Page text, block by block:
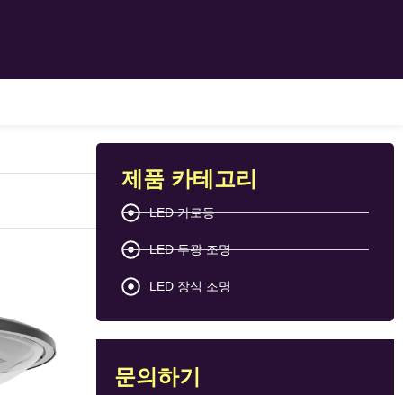
제품 카테고리
LED 가로등
LED 투광 조명
LED 장식 조명
문의하기